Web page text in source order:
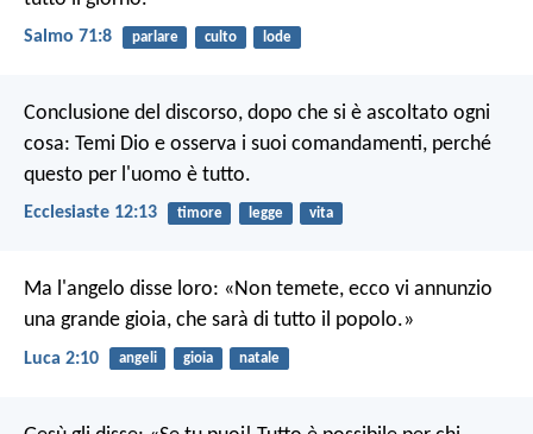
Salmo 71:8 parlare culto lode
Conclusione del discorso, dopo che si è ascoltato ogni
cosa: Temi Dio e osserva i suoi comandamenti, perché
questo per l'uomo è tutto.
Ecclesiaste 12:13 timore legge vita
Ma l'angelo disse loro: «Non temete, ecco vi annunzio
una grande gioia, che sarà di tutto il popolo.»
Luca 2:10 angeli gioia natale